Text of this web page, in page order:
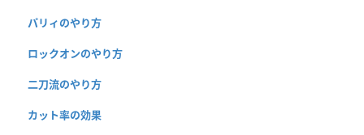
パリィのやり方
ロックオンのやり方
二刀流のやり方
カット率の効果